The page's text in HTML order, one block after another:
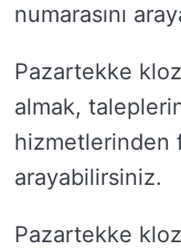
numarasını
Pazartekke
almak,
hizmetlerinden
arayabilirsiniz.
Pazartekke